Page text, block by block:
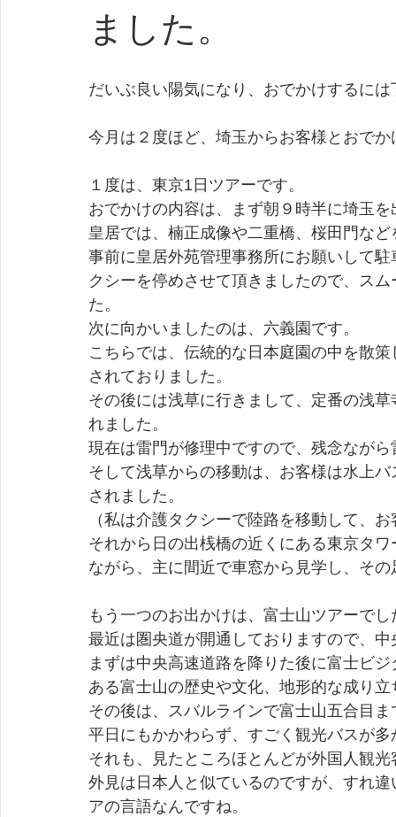
ました。
だいぶ良い陽気になり、おでかけするに
今月は２度ほど、埼玉からお客様とおで
１度は、東京1日ツアーです。
おでかけの内容は、まず朝９時半に埼玉
皇居では、楠正成像や二重橋、桜田門な
事前に皇居外苑管理事務所にお願いして
クシーを停めさせて頂きましたので、ス
た。
次に向かいましたのは、六義園です。
こちらでは、伝統的な日本庭園の中を散
されておりました。
その後には浅草に行きまして、定番の浅
れました。
現在は雷門が修理中ですので、残念なが
そして浅草からの移動は、お客様は水上
されました。
（私は介護タクシーで陸路を移動して、
それから日の出桟橋の近くにある東京タ
ながら、主に間近で車窓から見学し、そ
もう一つのお出かけは、富士山ツアーでし
最近は圏央道が開通しておりますので、
まずは中央高速道路を降りた後に富士ビ
ある富士山の歴史や文化、地形的な成り
その後は、スバルラインで富士山五合目
平日にもかかわらず、すごく観光バスが
それも、見たところほとんどが外国人観
外見は日本人と似ているのですが、すれ
アの言語なんですね。